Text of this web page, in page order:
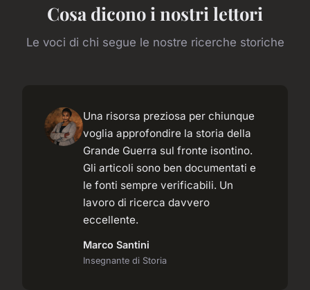
Cosa dicono i nostri lettori
Le voci di chi segue le nostre ricerche storiche
Una risorsa preziosa per chiunque
voglia approfondire la storia della
Grande Guerra sul fronte isontino.
Gli articoli sono ben documentati e
le fonti sempre verificabili. Un
lavoro di ricerca davvero
eccellente.
Marco Santini
Insegnante di Storia